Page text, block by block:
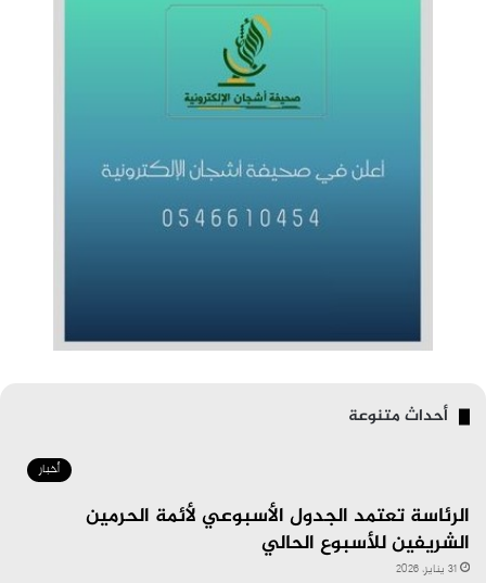
أحداث متنوعة
أخبار
الرئاسة تعتمد الجدول الأسبوعي لأئمة الحرمين
الشريفين للأسبوع الحالي
31 يناير، 2026